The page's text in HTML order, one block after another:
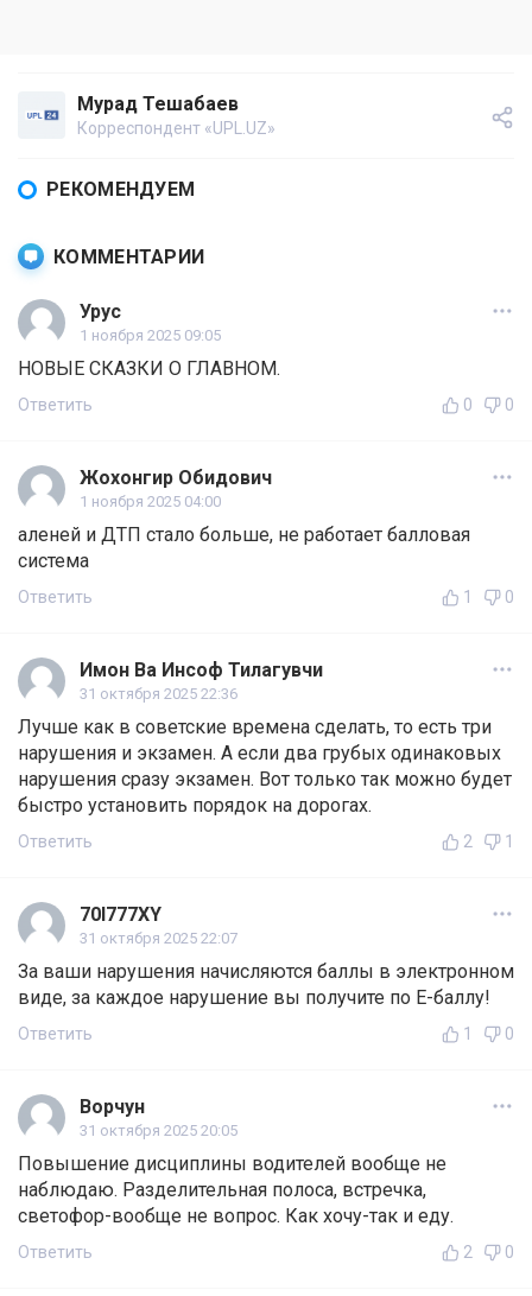
Мурад Тешабаев
Корреспондент «UPL.UZ»
РЕКОМЕНДУЕМ
КОММЕНТАРИИ
Урус
1 ноября 2025 09:05
НОВЫЕ СКАЗКИ О ГЛАВНОМ.
Ответить 0 0
Жохонгир Обидович
1 ноября 2025 04:00
аленей и ДТП стало больше, не работает балловая
система
Ответить 1 0
Имон Ва Инсоф Тилагувчи
31 октября 2025 22:36
Лучше как в советские времена сделать, то есть три
нарушения и экзамен. А если два грубых одинаковых
нарушения сразу экзамен. Вот только так можно будет
быстро установить порядок на дорогах.
Ответить 2 1
70I777XY
31 октября 2025 22:07
За ваши нарушения начисляются баллы в электронном
виде, за каждое нарушение вы получите по E-баллу!
Ответить 1 0
Ворчун
31 октября 2025 20:05
Повышение дисциплины водителей вообще не
наблюдаю. Разделительная полоса, встречка,
светофор-вообще не вопрос. Как хочу-так и еду.
Ответить 2 0